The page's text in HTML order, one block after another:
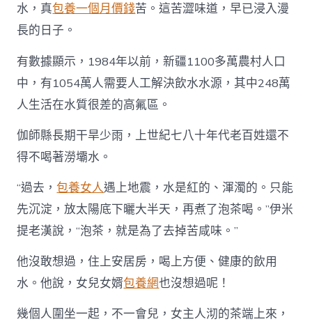
水，真包養一個月價錢苦。這苦澀味道，早已浸入漫
長的日子。
有數據顯示，1984年以前，新疆1100多萬農村人口
中，有1054萬人需要人工解決飲水水源，其中248萬
人生活在水質很差的高氟區。
伽師縣長期干旱少雨，上世紀七八十年代老百姓還不
得不喝著澇壩水。
“過去，包養女人遇上地震，水是紅的、渾濁的。只能
先沉淀，放太陽底下曬大半天，再煮了泡茶喝。”伊米
提老漢說，“泡茶，就是為了去掉苦咸味。”
他沒敢想過，住上安居房，喝上方便、健康的飲用
水。他說，女兒女婿包養網也沒想過呢！
幾個人圍坐一起，不一會兒，女主人沏的茶端上來，